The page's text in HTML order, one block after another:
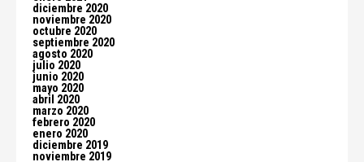
diciembre 2020
noviembre 2020
octubre 2020
septiembre 2020
agosto 2020
julio 2020
junio 2020
mayo 2020
abril 2020
marzo 2020
febrero 2020
enero 2020
diciembre 2019
noviembre 2019